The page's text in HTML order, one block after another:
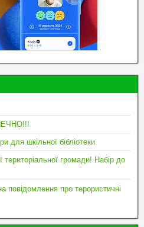
для шкільної бібліотеки
територіальної громади! Набір до
повідомлення про терористичні